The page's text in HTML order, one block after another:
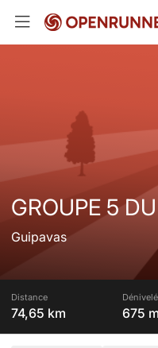
GROUPE 5
Guipavas
Distance
74,65 km 675 m